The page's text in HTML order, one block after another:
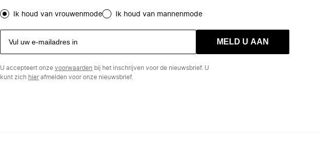
Ik houd van vrouwenmode Ik houd van mannenmode
MELD U AAN
U accepteert onze voorwaarden bij het inschrijven voor de nieuwsbrief. U
kunt zich hierafmelden voor onze nieuwsbrief.